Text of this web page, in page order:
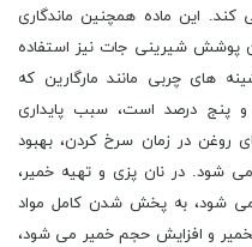
این ماده همچنین ماندگاری
پوشش شیرینی جات نیز استفاده
های چربی مانند مارگارین که
پنج درصد است، سبب پایداری
روغن در زمان سرخ کردن، بهبود
شود. در نان پزی و تهیه خمیر،
شود، به پخش شدن کامل مواد
و افزایش حجم خمیر می شود،